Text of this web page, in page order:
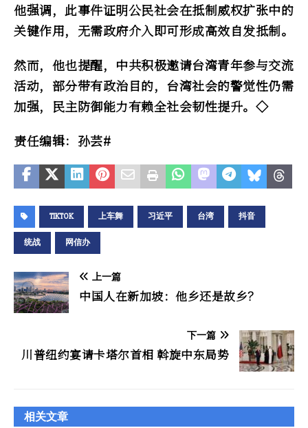
他强调，此事件证明公民社会在抵制威权扩张中的
关键作用，无需政府介入即可形成高效自发抵制。
然而，他也提醒，中共积极邀请台湾青年参与交流
活动，部分带有政治目的，台湾社会的警觉性仍需
加强，民主防御能力有赖全社会韧性提升。◇
责任编辑：孙芸#
TIKTOK 上车舞 习近平 台湾 抖音
统战 网信办
上一篇
中国人在新加坡：他乡还是故乡？
下一篇
川普纽约宴请卡塔尔首相 斡旋中东局势
相关文章